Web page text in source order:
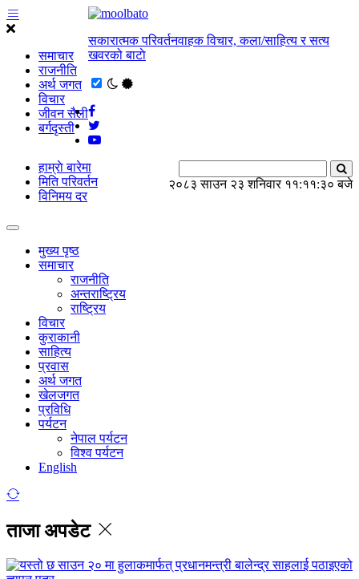
समाचार
राजनीति
अर्थ जगत
विचार
जीवन सैली
बर्गदृस्ती
सकारात्मक परिवर्तनवाहक विचार, कला/साहित्य र सत्य
खवरको बाटाे
२०८३ साउन २३ शनिवार ११:११:३० बजे
हाम्राे बारेमा
मिति परिवर्तन
विनिमय दर
मुख्य पृष्ठ
समाचार
राजनीति
अन्तराष्ट्रिय
राष्ट्रिय
विचार
कुराकानी
साहित्य
प्रवास
अर्थ जगत
खेलजगत
प्रविधि
पर्यटन
नेपाल पर्यटन
विश्व पर्यटन
English
ताजा अपडेट